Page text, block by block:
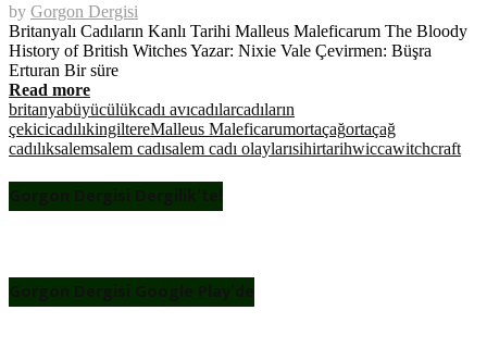
by Gorgon Dergisi
Britanyalı Cadıların Kanlı Tarihi Malleus Maleficarum The Bloody
History of British Witches Yazar: Nixie Vale Çevirmen: Büşra
Erturan Bir süre
Read more
britanyabüyücülükcadı avıcadılarcadıların
çekicicadılıkingiltereMalleus Maleficarumortaçağortaçağ
cadılıksalemsalem cadısalem cadı olaylarısihirtarihwiccawitchcraft
Gorgon Dergisi Dergilik’te!
Gorgon Dergisi Google Play’de